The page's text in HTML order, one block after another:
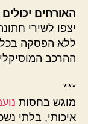
האורחים
יצפו לשירי
ללא הפסקה בכל
ההרכב
***
מוגש בחסות
איכותי, בלתי